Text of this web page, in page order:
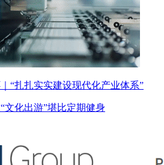
“扎扎实实建设现代化产业体系”
文化出游”堪比定期健身